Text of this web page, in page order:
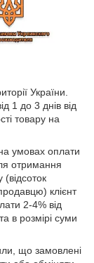
України.
1 до 3 днів від
товару на
умовах оплати
отримання
клієнт
2-4% від
в розмірі суми
що замовлені